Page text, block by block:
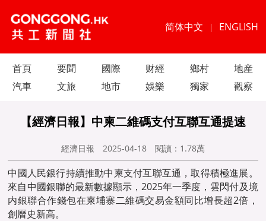
简体中文 | ENGLISH
首頁 要聞 國際 财經 鄉村
地産
汽車
文旅 地市 娛樂 獨家 觀察
【經濟日報】中柬二維碼支付互聯互通提速
經濟日報 2025-04-18 閱讀： 1.78萬
中國人民銀行持續推動中柬支付互聯互通，取得積極進展。
來自中國銀聯的最新數據顯示，2025年一季度，雲閃付及境
内銀聯合作錢包在柬埔寨二維碼交易金額同比增長超2倍，
創曆史新高。